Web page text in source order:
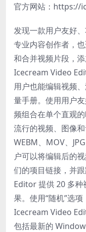
官方网站：https://
发现一款用户友好
专业内容创作者，
和合并视频片段，
Icecream Video
用户也能编辑视频
量手册。使用用户
频组合在单个直观
流行的视频、图像和
WEBM、MOV、
户可以将编辑后的
们的项目链接，并
Editor 提供 20 多种
果。使用“随机”选
Icecream Video
包括最新的